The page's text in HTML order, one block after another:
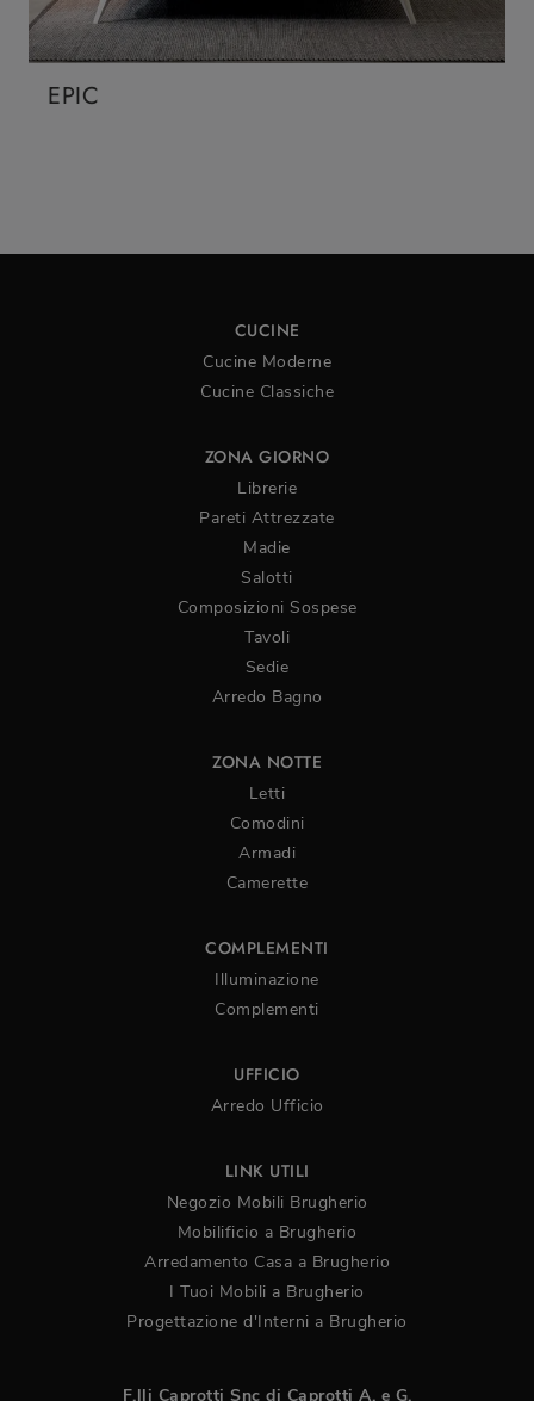
EPIC
CUCINE
Cucine Moderne
Cucine Classiche
ZONA GIORNO
Librerie
Pareti Attrezzate
Madie
Salotti
Composizioni Sospese
Tavoli
Sedie
Arredo Bagno
ZONA NOTTE
Letti
Comodini
Armadi
Camerette
COMPLEMENTI
Illuminazione
Complementi
UFFICIO
Arredo Ufficio
LINK UTILI
Negozio Mobili Brugherio
Mobilificio a Brugherio
Arredamento Casa a Brugherio
I Tuoi Mobili a Brugherio
Progettazione d'Interni a Brugherio
F.lli Caprotti Snc di Caprotti A. e G.